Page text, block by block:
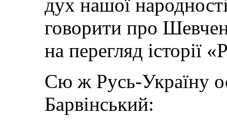
дух нашої
говорити про
на перегляд історії
Cю ж Русь-Україну
Барвінський: